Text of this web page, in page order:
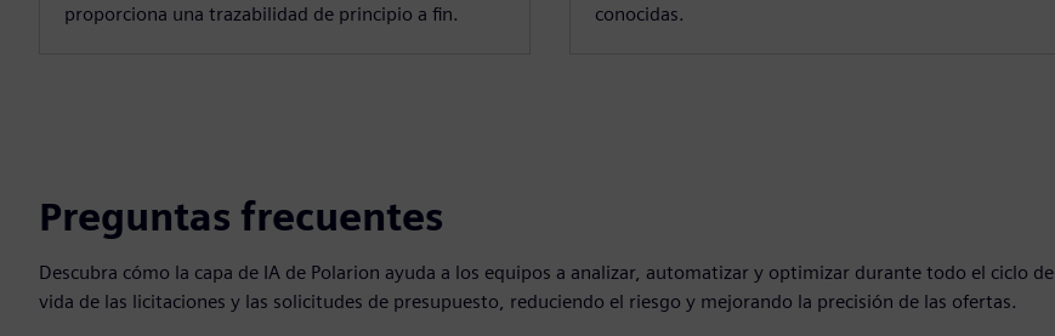
proporciona una trazabilidad de principio a fin.
conocidas.
Preguntas frecuentes
Descubra cómo la capa de IA de Polarion ayuda a los equipos a analizar, automatizar y optimizar durante todo el ciclo de
vida de las licitaciones y las solicitudes de presupuesto, reduciendo el riesgo y mejorando la precisión de las ofertas.